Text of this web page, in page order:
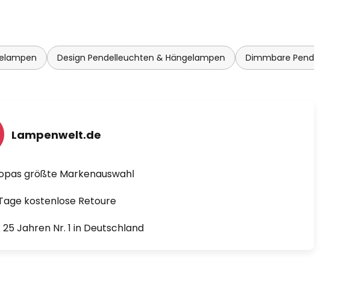
Design Pendelleuchten & Hängelampen Dimmbare
Lampenwelt.de
größte Markenauswahl
kostenlose Retoure
25 Jahren Nr. 1 in Deutschland